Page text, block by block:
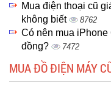
Mua điện thoại cũ
không biết
8762
Có nên mua iPhone
đồng?
7472
MUA ĐỒ ĐIỆN MÁY